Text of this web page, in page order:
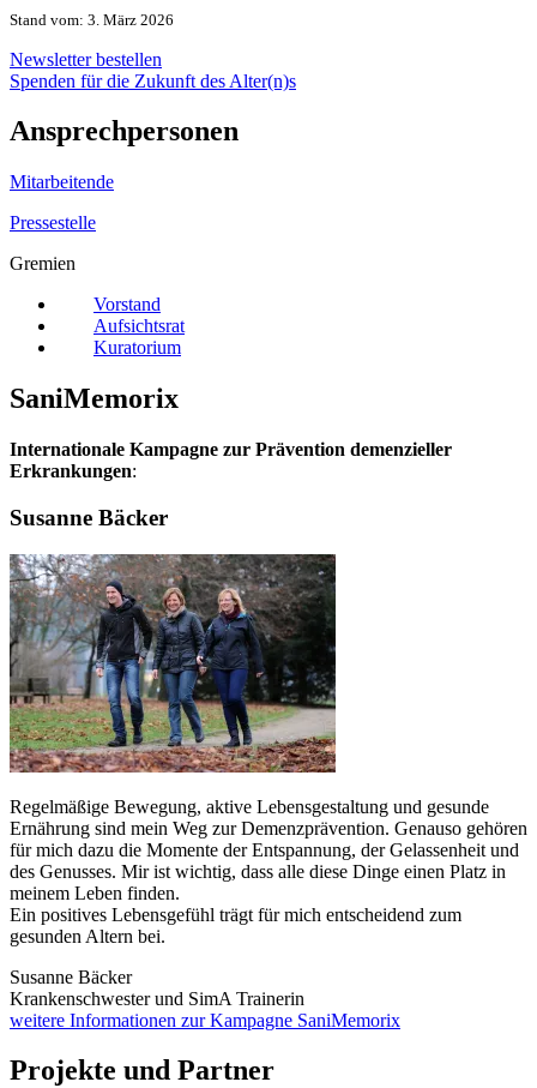
Stand vom: 3. März 2026
Newsletter bestellen
Spenden für die Zukunft des Alter(n)s
Ansprechpersonen
Mitarbeitende
Pressestelle
Gremien
Vorstand
Aufsichtsrat
Kuratorium
SaniMemorix
Internationale Kampagne zur Prävention demenzieller
Erkrankungen:
Susanne Bäcker
Regelmäßige Bewegung, aktive Lebensgestaltung und gesunde
Ernährung sind mein Weg zur Demenzprävention. Genauso gehören
für mich dazu die Momente der Entspannung, der Gelassenheit und
des Genusses. Mir ist wichtig, dass alle diese Dinge einen Platz in
meinem Leben finden.
Ein positives Lebensgefühl trägt für mich entscheidend zum
gesunden Altern bei.
Susanne Bäcker
Krankenschwester und SimA Trainerin
weitere Informationen zur Kampagne SaniMemorix
Projekte und Partner